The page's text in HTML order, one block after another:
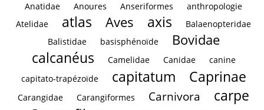
Anatidae
Anoures Anseriformes
anthropologie
Atelidae
atlas Aves axis
Balaenopteridae
Balistidae
basisphénoïde Bovidae
calcanéus Camelidae Canidae
canine
capitato-trapézoïde
capitatum Caprinae
Carangidae Carangiformes Carnivora
carpe